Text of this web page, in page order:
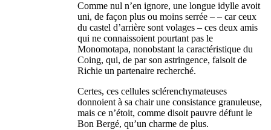
Comme nul n’en ignore, une longue idylle avoit
uni, de façon plus ou moins serrée – – car ceux
du castel d’arrière sont volages – ces deux amis
qui ne connaissoient pourtant pas le
Monomotapa, nonobstant la caractéristique du
Coing, qui, de par son astringence, faisoit de
Richie un partenaire recherché.
Certes, ces cellules sclérenchymateuses
donnoient à sa chair une consistance granuleuse,
mais ce n’étoit, comme disoit pauvre défunt le
Bon Bergé, qu’un charme de plus.